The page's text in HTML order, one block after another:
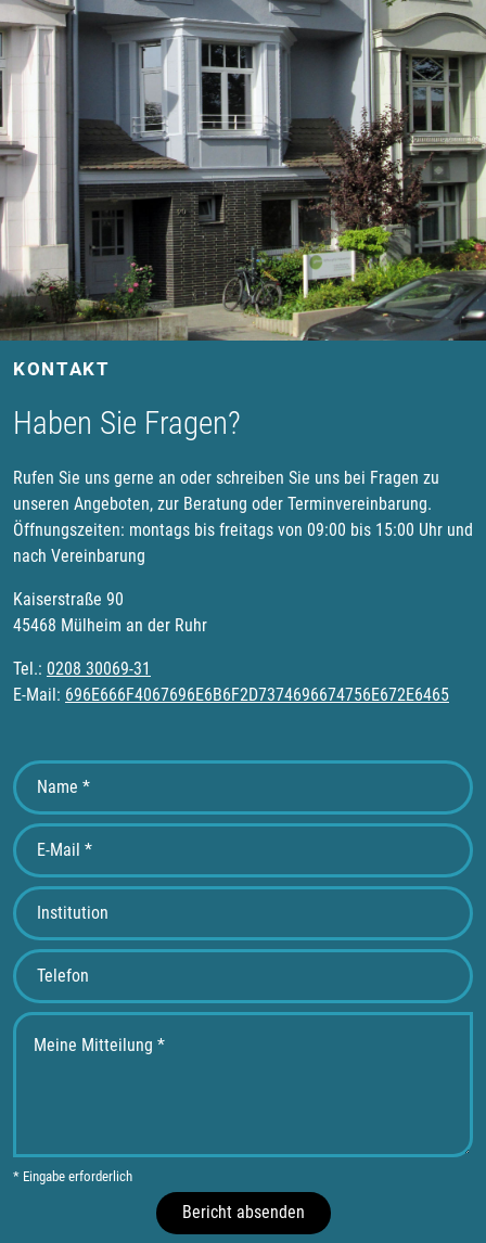
KONTAKT
Haben Sie Fragen?
Rufen Sie uns gerne an oder schreiben Sie uns bei Fragen zu
unseren Angeboten, zur Beratung oder Terminvereinbarung.
Öffnungszeiten: montags bis freitags von 09:00 bis 15:00 Uhr und
nach Vereinbarung
Kaiserstraße 90
45468 Mülheim an der Ruhr
Tel.: 0208 30069-31
E-Mail: 696E666F4067696E6B6F2D7374696674756E672E6465
* Eingabe erforderlich
Bericht absenden